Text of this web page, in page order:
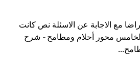
مع الاجابة عن الاسئلة نص كانت
عراضا المحور 5 الخامس محور أحلام ومطامح - شرح